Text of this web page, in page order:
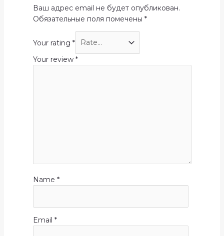
Ваш адрес email не будет опубликован.
Обязательные поля помечены *
Your rating *
Your review *
Name *
Email *